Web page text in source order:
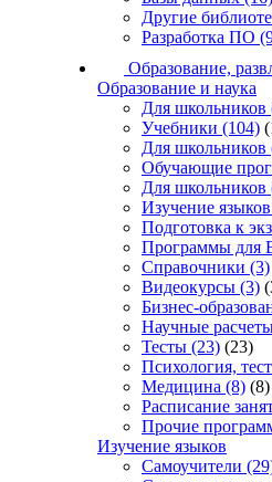
Другие
Разработка ПО
Образование,
Образование и наука
Для школьников
Учебники (104)
Для школьников
Обучающие
Для школьников
Изучение языков
Подготовка к
Программы для
Справочники (3)
Видеокурсы (3)
Бизнес-
Научные
Тесты (23) (23)
Психология,
Медицина (8) (8)
Расписание
Прочие
Изучение языков
Самоучители